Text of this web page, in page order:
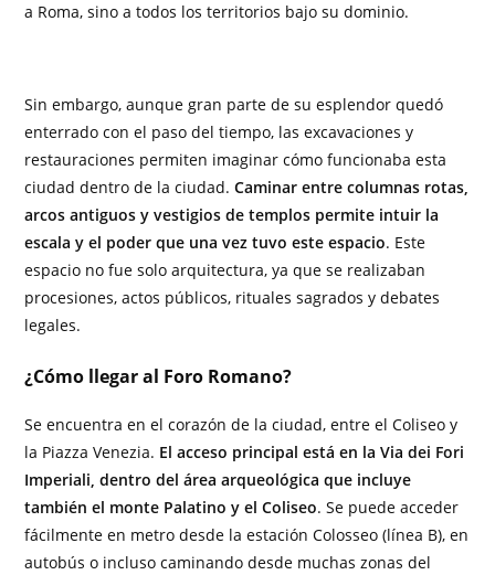
a Roma, sino a todos los territorios bajo su dominio.
Sin embargo, aunque gran parte de su esplendor quedó
enterrado con el paso del tiempo, las excavaciones y
restauraciones permiten imaginar cómo funcionaba esta
ciudad dentro de la ciudad.Caminar entre columnas rotas,
arcos antiguos y vestigios de templos permite intuir la
escala y el poder que una vez tuvo este espacio. Este
espacio no fue solo arquitectura, ya que se realizaban
procesiones, actos públicos, rituales sagrados y debates
legales.
¿Cómo llegar al Foro Romano?
Se encuentra en el corazón de la ciudad, entre el Coliseo y
la Piazza Venezia. El acceso principal está en la Via dei Fori
Imperiali, dentro del área arqueológica que incluye
también el monte Palatino y el Coliseo. Se puede acceder
fácilmente en metro desde la estación Colosseo (línea B), en
autobús o incluso caminando desde muchas zonas del